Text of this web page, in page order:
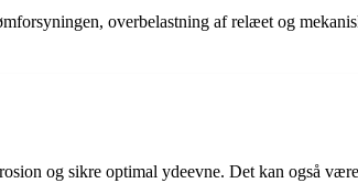
overbelastning af relæet og
og sikre optimal ydeevne. Det kan også